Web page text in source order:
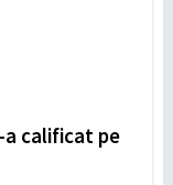
a calificat pe